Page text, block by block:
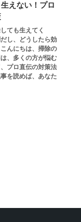
えない！プロ
ても生えてく
し、どうしたら効
んにちは、掃除の
、多くの方が悩む
プロ直伝の対策法
を読めば、あなた